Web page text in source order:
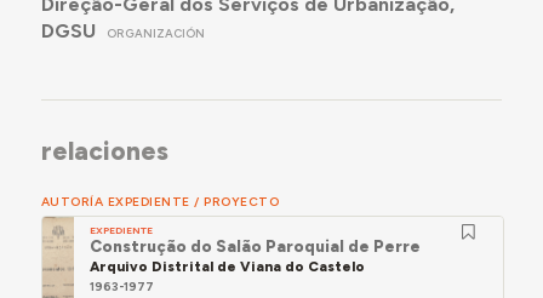
DGSU
ORGANIZACIÓN
relaciones
AUTORÍA EXPEDIENTE / PROYECTO
EXPEDIENTE
Construção do Salão Paroquial de Perre
Arquivo Distrital de Viana do Castelo
1963-1977